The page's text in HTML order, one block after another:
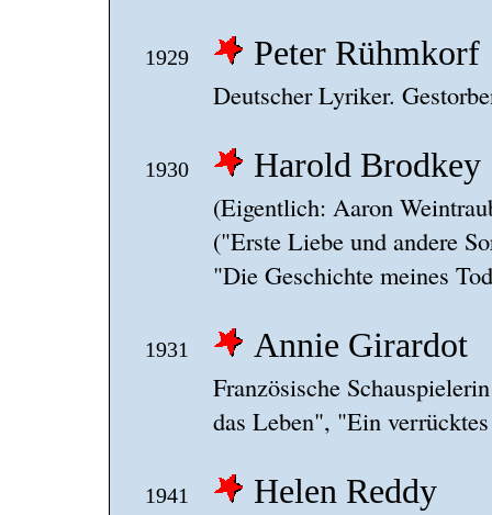
1929 Peter Rühmkorf
Deutscher Lyriker.
1930 Harold Brodkey
(Eigentlich: Aaron
("Erste Liebe und andere
"Die Geschichte meines
1931 Annie Girardot
Französische
das Leben", "Ein
1941 Helen Reddy